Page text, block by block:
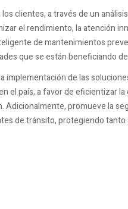
clientes, a través de un
el rendimiento, la atención
de mantenimientos
que se están beneficiando
implementación de las
el país, a favor de eficientizar
promueve la
de tránsito, protegiendo tanto